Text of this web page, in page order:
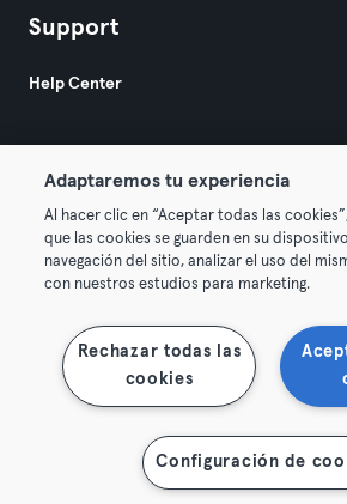
Support
Help Center
© 2026 Urban Sports Group GmbH.
AGB Datenschutz Impressum
Vertrag hier kündigen Hier
Adaptaremos tu experiencia
Al hacer clic en “Aceptar todas las
que las cookies se guarden en su
navegación del sitio, analizar el uso del
con nuestros estudios para marketing.
Rechazar todas las
cookies
Configuración de